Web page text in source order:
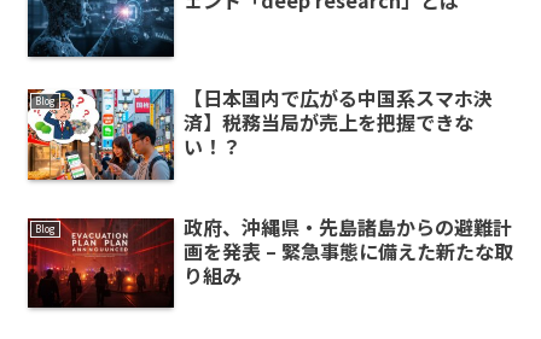
Blog
【日本国内で広がる中国系スマホ決
済】税務当局が売上を把握できな
い！？
Blog
政府、沖縄県・先島諸島からの避難計
画を発表 – 緊急事態に備えた新たな取
り組み